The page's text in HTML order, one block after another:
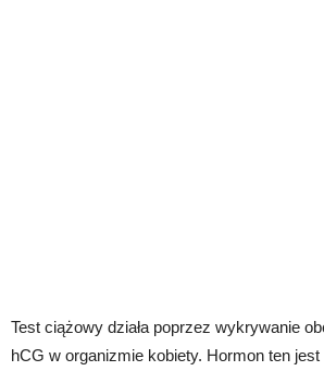
Test ciążowy działa poprzez wykrywanie
hCG w organizmie kobiety. Hormon ten